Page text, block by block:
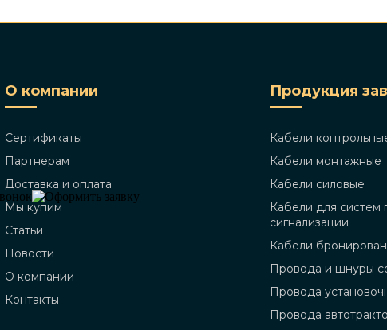
О компании
Сертификаты
Партнерам
Доставка и оплата
Мы купим
Статьи
Новости
О компании
Контакты
Продукция
Кабели
Кабели монтажные
Кабели силовые
Кабели для систем
сигнализации
Кабели
Провода и шнуры
Провода
Провода